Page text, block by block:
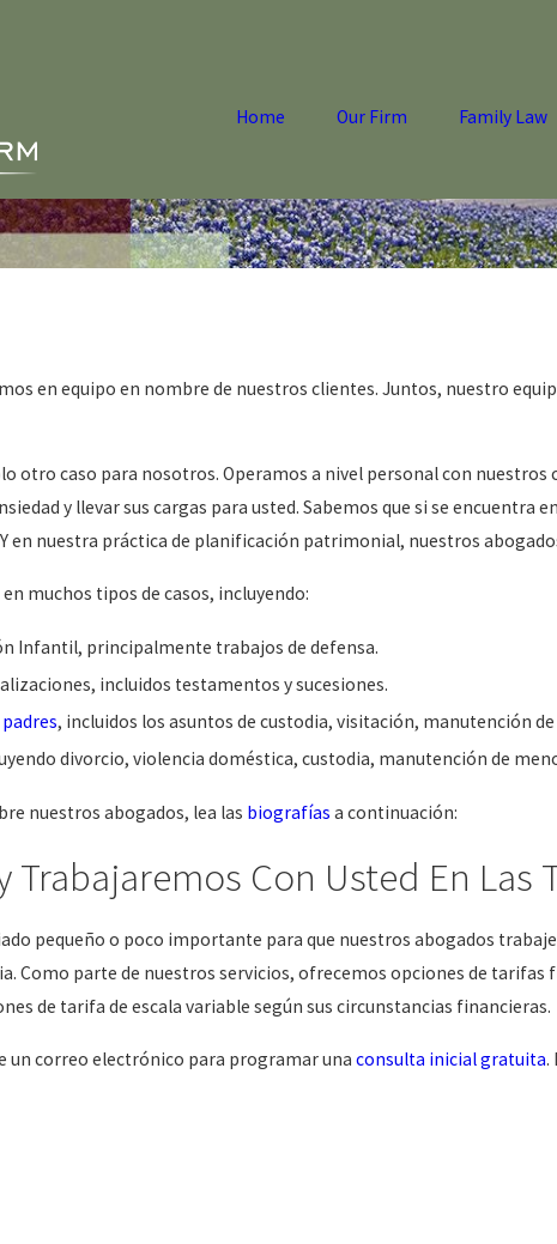
Home Our Firm Family Law
en equipo en nombre de nuestros clientes. Juntos, nuestro
otro caso para nosotros. Operamos a nivel personal con
y llevar sus cargas para usted. Sabemos que si se encuentra
en nuestra práctica de planificación patrimonial, nuestros
muchos tipos de casos, incluyendo:
Infantil, principalmente trabajos de defensa.
incluidos testamentos y sucesiones.
, incluidos los asuntos de custodia, visitación, manutención
divorcio, violencia doméstica, custodia, manutención de
nuestros abogados, lea las biografías a continuación:
Trabajaremos Con Usted En Las
pequeño o poco importante para que nuestros abogados
Como parte de nuestros servicios, ofrecemos opciones de
de tarifa de escala variable según sus circunstancias financieras.
un correo electrónico para programar una consulta inicial gratuita.